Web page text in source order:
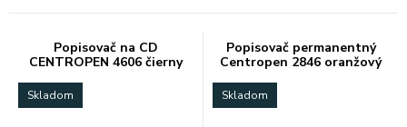
Popisovač na CD
CENTROPEN 4606 čierny
Skladom
Popisovač permanentný
Centropen 2846 oranžový
Skladom